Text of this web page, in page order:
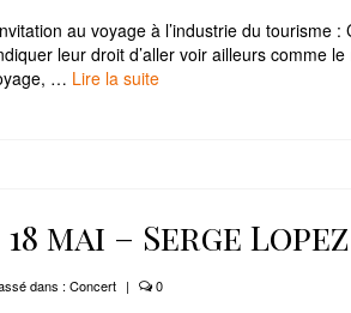
au voyage à l’industrie du
leur droit d’aller voir ailleurs comme
… Lire la suite­­
18 mai – Serge
dans : Concert | 0